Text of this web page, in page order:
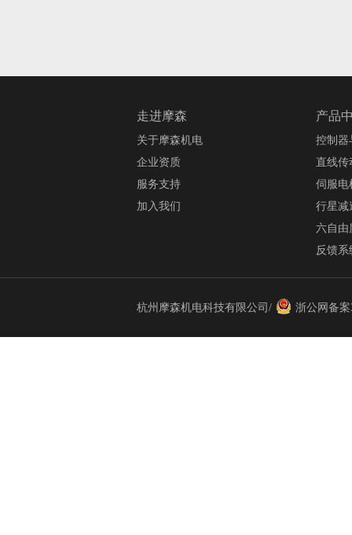
走进摩森
关于摩森机电
企业资质
服务支持
加入我们
产品
控制器
直线传
伺服电
行星减
六自由
反馈系
杭州摩森机电科技有限公司/ 浙公网备案